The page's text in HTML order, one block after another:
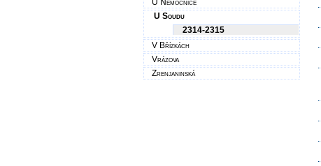
U Nemocnice
U Soudu
2314-2315
V Břízkách
Vrázova
Zrenjaninská